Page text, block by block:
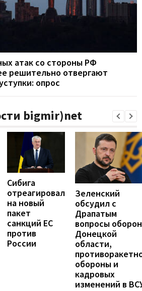
атак со стороны РФ
решительно отвергают
опрос
bigmir)net
Сибига
отреагировал
на новый
пакет
санкций ЕС
против
России
Зеленский
обсудил с
Драпатым
вопросы
Донецкой
области,
обороны и
кадровых
изменений в